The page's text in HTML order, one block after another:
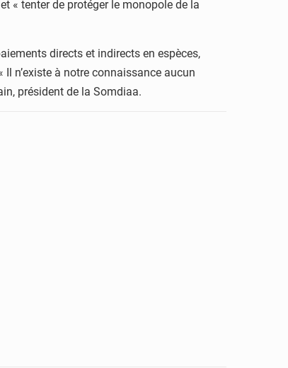
« tenter de protéger le monopole de la
directs et indirects en espèces,
n’existe à notre connaissance aucun
président de la Somdiaa.